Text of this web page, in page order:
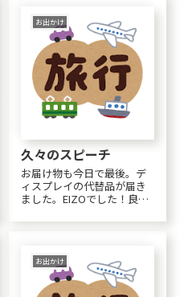
お出かけ
久々のスピーチ
お届け物も今日で最後。デ
ィスプレイの代替品が届き
ました。EIZOでした！良か
また正常に映らないとなる
キしながら設定したとこ
ろ、何事もなかったかのよ
うに綺麗にサブ画面が表...
お出かけ